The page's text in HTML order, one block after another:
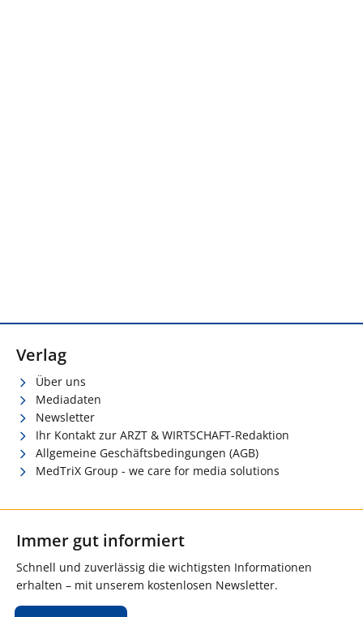
Verlag
Über uns
Mediadaten
Newsletter
Ihr Kontakt zur ARZT & WIRTSCHAFT-Redaktion
Allgemeine Geschäftsbedingungen (AGB)
MedTriX Group - we care for media solutions
Immer gut informiert
Schnell und zuverlässig die wichtigsten Informationen
erhalten – mit unserem kostenlosen Newsletter.